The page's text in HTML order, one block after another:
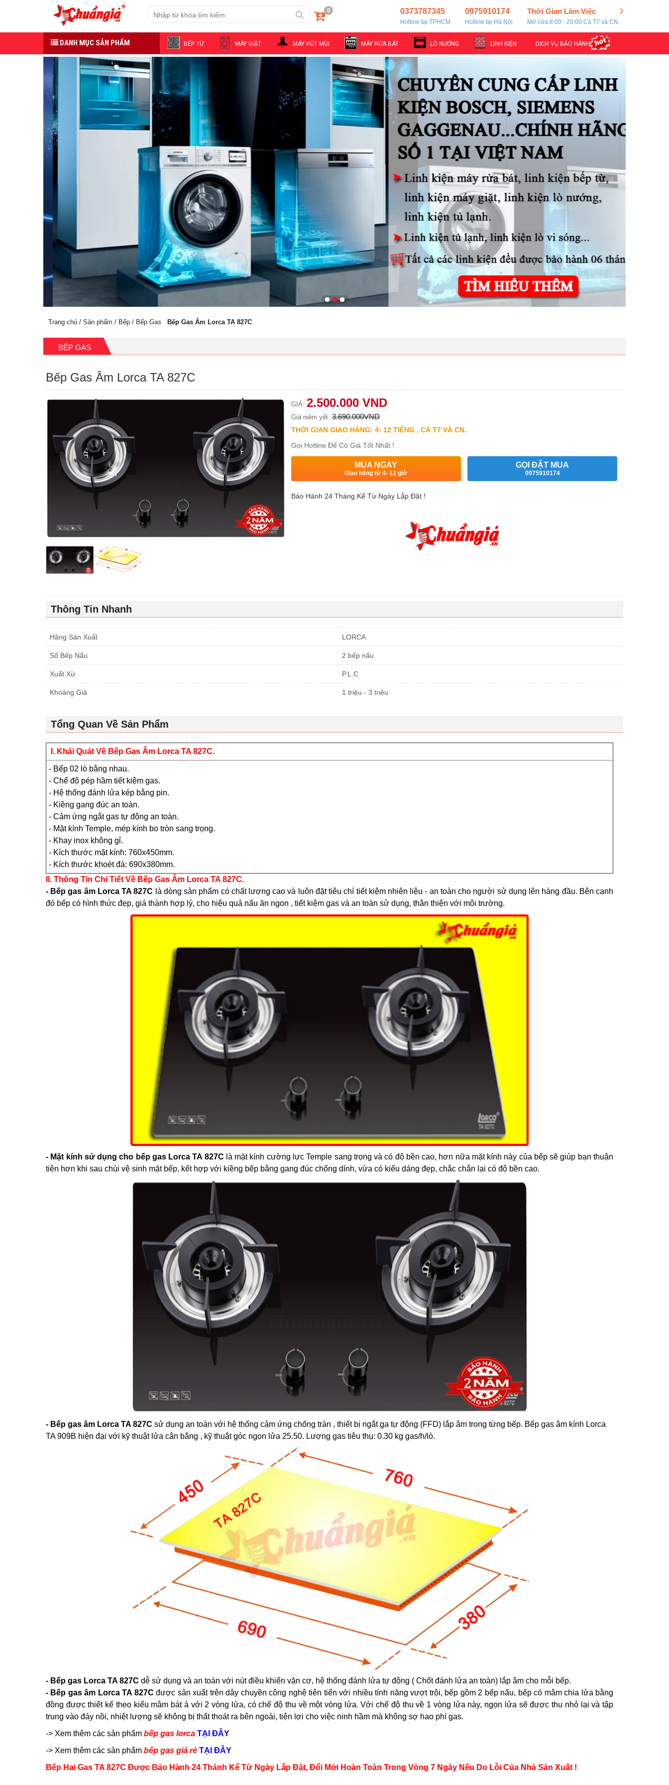
0 Thời Gian Làm Việc
Mở cửa:8:00 - 20:00 Cả T7 và CN
0975910174
Hotline tại Hà Nội
0373787345
Hotline tại TPHCM
DANH MỤC SẢN PHẨM BẾP TỪ MÁY GIẶT MÁY HÚT MÙI MÁY RỬA BÁT LÒ NƯỚNG LINH KIỆN DỊCH VỤ BẢO HÀNH
Trang chủ / Sản phẩm / Bếp / Bếp Gas Bếp Gas Âm Lorca TA 827C
BẾP GAS
Bếp Gas Âm Lorca TA 827C
GIÁ: 2.500.000 VND
Giá niêm yết: 3.690.000VND
THỜI GIAN GIAO HÀNG: 4- 12 TIẾNG , CẢ T7 VÀ CN.
Gọi Hotline Để Có Giá Tốt Nhất !
MUA NGAY
Giao hàng từ 4- 12 giờ
GỌI ĐẶT MUA
0975910174
Bảo Hành 24 Tháng Kể Từ Ngày Lắp Đặt !
Thông Tin Nhanh
Hãng Sản Xuất LORCA
Số Bếp Nấu 2 bếp nấu
Xuất Xứ P.L.C
Khoảng Giá 1 triệu - 3 triệu
Tổng Quan Về Sản Phẩm
I. Khái Quát Về Bếp Gas Âm Lorca TA 827C.
- Bếp 02 lò bằng nhau.
- Chế độ pép hầm tiết kiệm gas.
- Hệ thống đánh lửa kép bằng pin.
- Kiềng gang đúc an toàn.
- Cảm ứng ngắt gas tự động an toàn.
- Mặt kính Temple, mép kính bo tròn sang trọng.
- Khay inox không gỉ.
- Kích thước mặt kính: 760x450mm.
- Kích thước khoét đá: 690x380mm.
II. Thông Tin Chi Tiết Về Bếp Gas Âm Lorca TA 827C.
- Bếp gas âm Lorca TA 827C là dòng sản phẩm có chất lượng cao và luôn đặt tiêu chí tiết kiệm nhiên liệu - an toàn cho người sử dụng lên hàng đầu. Bên cạnh
đó bếp có hình thức đẹp, giá thành hợp lý, cho hiệu quả nấu ăn ngon , tiết kiệm gas và an toàn sử dụng, thân thiện với môi trường.
- Mặt kính sử dụng cho bếp gas Lorca TA 827C là mặt kính cường lực Temple sang trọng và có độ bền cao, hơn nữa mặt kính này của bếp sẽ giúp bạn thuận
tiện hơn khi sau chùi vệ sinh mặt bếp, kết hợp với kiềng bếp bằng gang đúc chống dính, vừa có kiểu dáng đẹp, chắc chắn lại có độ bền cao.
- Bếp gas âm Lorca TA 827C sử dụng an toàn với hệ thống cảm ứng chống tràn , thiết bị ngắt ga tự động (FFD) lắp âm trong từng bếp. Bếp gas âm kính Lorca
TA 909B hiện đại với kỹ thuật lửa cân bằng , kỹ thuật góc ngọn lửa 25.50. Lượng gas tiêu thụ: 0.30 kg gas/h/lò.
- Bếp gas Lorca TA 827C dễ sử dụng và an toàn với nút điều khiển vặn cơ, hệ thống đánh lửa tự động ( Chốt đánh lửa an toàn) lắp âm cho mỗi bếp.
- Bếp gas âm Lorca TA 827C được sản xuất trên dây chuyền công nghệ tiên tiến với nhiều tính năng vượt trội, bếp gồm 2 bếp nấu, bếp có mâm chia lửa bằng
đồng được thiết kế theo kiểu mâm bát á với 2 vòng lửa, có chế độ thu về một vòng lửa. Với chế độ thu về 1 vòng lửa này, ngọn lửa sẽ được thu nhỏ lại và tập
trung vào đáy nồi, nhiệt lượng sẽ không bị thất thoát ra bên ngoài, tiện lợi cho việc ninh hầm mà không sợ hao phí gas.
-> Xem thêm các sản phẩm bếp gas lorca TẠI ĐÂY
-> Xem thêm các sản phẩm bếp gas giá rẻ TẠI ĐÂY
Bếp Hai Gas TA 827C Được Bảo Hành 24 Thánh Kể Từ Ngày Lắp Đặt, Đổi Mới Hoàn Toàn Trong Vòng 7 Ngày Nếu Do Lỗi Của Nhà Sản Xuất !